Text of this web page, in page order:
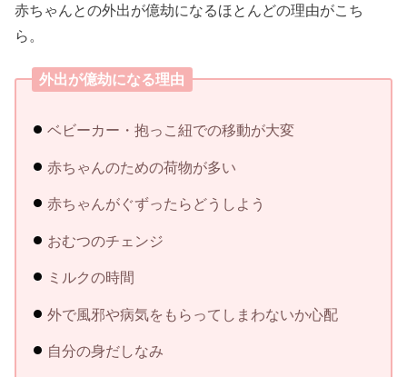
赤ちゃんとの外出が億劫になるほとんどの理由がこち
ら。
外出が億劫になる理由
ベビーカー・抱っこ紐での移動が大変
赤ちゃんのための荷物が多い
赤ちゃんがぐずったらどうしよう
おむつのチェンジ
ミルクの時間
外で風邪や病気をもらってしまわないか心配
自分の身だしなみ